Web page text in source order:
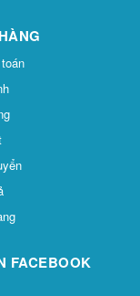
FACEBOOK